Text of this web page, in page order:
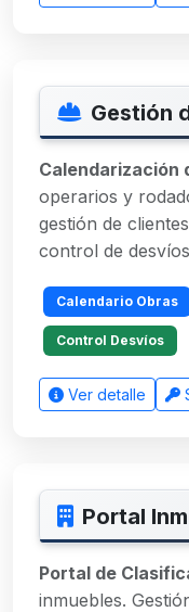
Gestión
Calendarización
operarios y
gestión de
control de
Calendario Obras
Control Desvíos
Ver detalle
Portal
Portal de
inmuebles.